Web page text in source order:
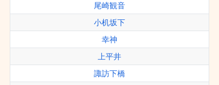
尾崎観音
小机坂下
幸神
上平井
諏訪下橋